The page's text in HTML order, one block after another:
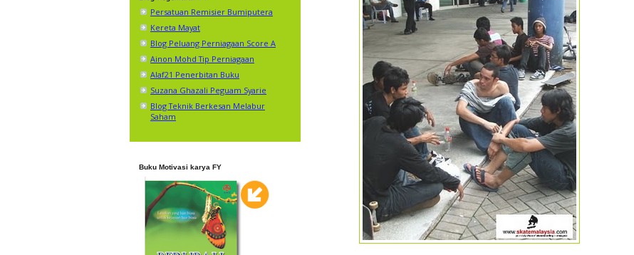
Persatuan Remisier Bumiputera
Kereta Mayat
Blog Peluang Perniagaan Score A
Ainon Mohd Tip Perniagaan
Alaf21 Penerbitan Buku
Suzana Ghazali Peguam Syarie
Blog Teknik Berkesan Melabur
Saham
Buku Motivasi karya FY